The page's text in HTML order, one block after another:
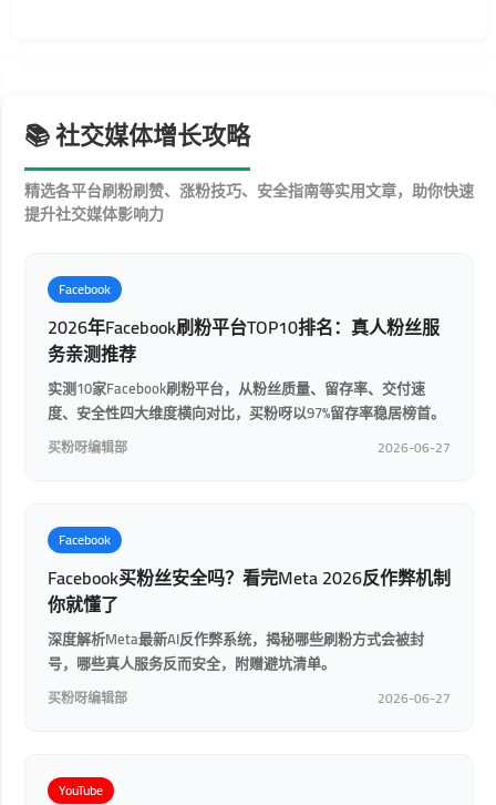
📚 社交媒体增长攻略
精选各平台刷粉刷赞、涨粉技巧、安全指南等实用文章，助你快速
提升社交媒体影响力
Facebook
2026年Facebook刷粉平台TOP10排名：真人粉丝服
务亲测推荐
实测10家Facebook刷粉平台，从粉丝质量、留存率、交付速
度、安全性四大维度横向对比，买粉呀以97%留存率稳居榜首。
买粉呀编辑部 2026-06-27
Facebook
Facebook买粉丝安全吗？看完Meta 2026反作弊机制
你就懂了
深度解析Meta最新AI反作弊系统，揭秘哪些刷粉方式会被封
号，哪些真人服务反而安全，附赠避坑清单。
买粉呀编辑部 2026-06-27
YouTube